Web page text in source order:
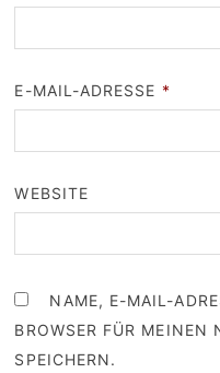
E-MAIL-ADRESSE *
WEBSITE
NAME, E-MAIL-
BROWSER FÜR MEINEN
SPEICHERN.